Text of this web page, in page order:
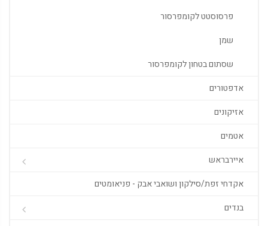
פרסוסטט לקומפרסור
שמן
שסתום בטחון לקומפרסור
אדפטורים
אזיקונים
אטמים
איירבראש
אקדחי זפת/סילקון ושואבי אבק - פניאומטים
בנדים